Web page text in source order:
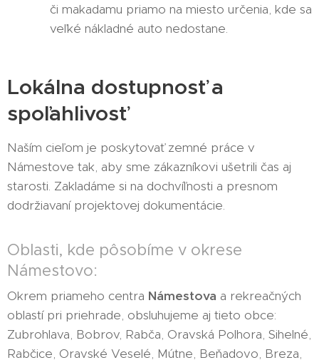
či makadamu priamo na miesto určenia, kde sa
veľké nákladné auto nedostane.
Lokálna dostupnosť a
spoľahlivosť
Naším cieľom je poskytovať zemné práce v
Námestove tak, aby sme zákazníkovi ušetrili čas aj
starosti. Zakladáme si na dochvíľnosti a presnom
dodržiavaní projektovej dokumentácie.
Oblasti, kde pôsobíme v okrese
Námestovo:
Okrem priameho centra Námestova a rekreačných
oblastí pri priehrade, obsluhujeme aj tieto obce:
Zubrohlava, Bobrov, Rabča, Oravská Polhora, Sihelné,
Rabčice, Oravské Veselé, Mútne, Beňadovo, Breza,